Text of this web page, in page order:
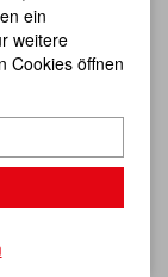
ein
weitere
Cookies öffnen